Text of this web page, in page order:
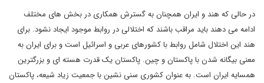
در حالی که هند و ایران همچنان به گسترش همکاری در بخش های مختلف
ادامه می دهند باید مراقب باشند که اختلالی در روابط موجود ایجاد نشود. برای
هند این اختلال شامل روابط با کشورهای عربی و اسرائیل است و برای ایران به
معنی بیگانه شدن با پاکستان و چین. پاکستان یک قدرت هسته ای و بزرگترین
همسایه ایران است. به عنوان کشوری سنی نشین با جمعیت زیاد شیعه، پاکستان